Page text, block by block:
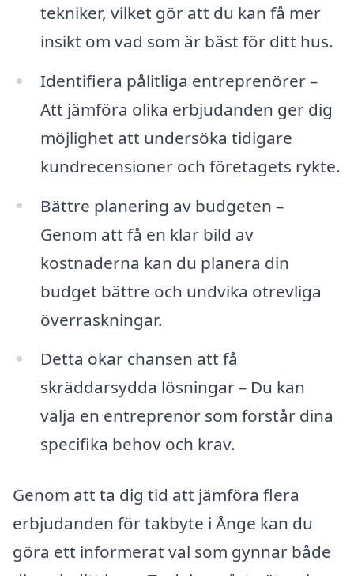
tekniker, vilket gör att du kan få mer
insikt om vad som är bäst för ditt hus.
Identifiera pålitliga entreprenörer –
Att jämföra olika erbjudanden ger dig
möjlighet att undersöka tidigare
kundrecensioner och företagets rykte.
Bättre planering av budgeten –
Genom att få en klar bild av
kostnaderna kan du planera din
budget bättre och undvika otrevliga
överraskningar.
Detta ökar chansen att få
skräddarsydda lösningar – Du kan
välja en entreprenör som förstår dina
specifika behov och krav.
Genom att ta dig tid att jämföra flera
erbjudanden för takbyte i Ånge kan du
göra ett informerat val som gynnar både